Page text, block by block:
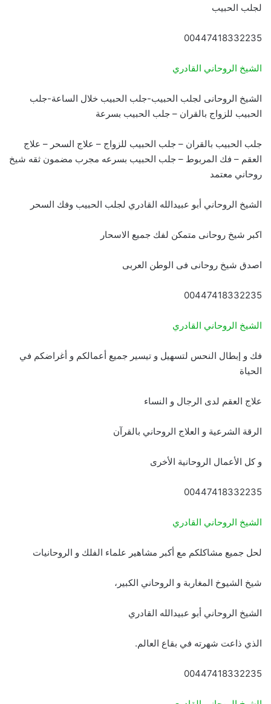
لجلب الحبيب
00447418332235
الشيخ الروحاني القادري
الشيخ الروحانى لجلب الحبيب-جلب الحبيب خلال الساعة-جلب
الحبيب للزواج بالقران – جلب الحبيب بسرعة
جلب الحبيب بالقران – جلب الحبيب للزواج – علاج السحر – علاج
العقم – فك المربوط – جلب الحبيب بسرعه مجرب مضمون ثقه شيخ
روحاني معتمد
الشيخ الروحاني أبو عبيدالله القادري لجلب الحبيب وفك السحر
اكبر شيخ روحانى متمكن لفك جميع الاسحار
اصدق شيخ روحانى فى الوطن العربى
00447418332235
الشيخ الروحاني القادري
فك و إبطال النحس لتسهيل و تيسير جميع أعمالكم و أغراضكم في
الحياة
علاج العقم لدى الرجال و النساء
الرقة الشرعية و العلاج الروحاني بالقرآن
و كل الأعمال الروحانية الأخرى
00447418332235
الشيخ الروحاني القادري
لحل جميع مشاكلكم مع أكبر مشاهير علماء الفلك و الروحانيات
شيخ الشيوخ المغاربة و الروحاني الكبير،
الشيخ الروحاني أبو عبيدالله القادري
الذي ذاعت شهرته في بقاع العالم.
00447418332235